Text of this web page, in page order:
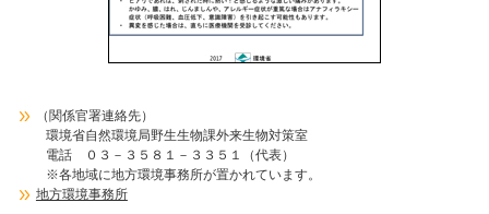
（関係官署連絡先）
環境省自然環境局野生生物課外来生物対策室
電話 ０３－３５８１－３３５１（代表）
※各地域に地方環境事務所が置かれています。
地方環境事務所